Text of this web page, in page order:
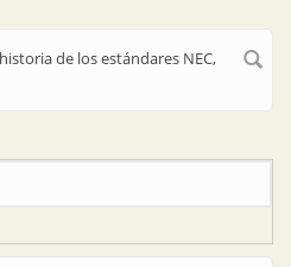
de los estándares NEC,